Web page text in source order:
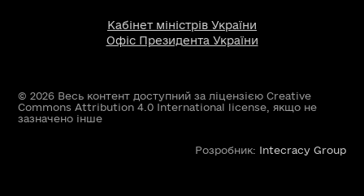
Кабінет міністрів України
Офіс Президента України
© 2026 Весь контент доступний за ліцензією Creative
Commons Attribution 4.0 International license, якщо не
зазначено інше
Розробник: Intecracy Group